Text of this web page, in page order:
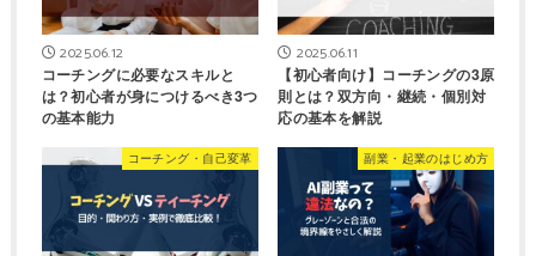
2025.06.12
コーチングに必要なスキルと
は？初心者が身につけるべき3つ
の基本能力
2025.06.11
【初心者向け】コーチングの3原
則とは？双方向・継続・個別対
応の基本を解説
コーチング・自己変革 副業・起業のはじめ方